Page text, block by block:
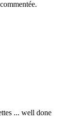
... well done